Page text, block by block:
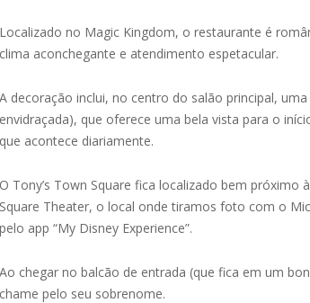
Localizado no Magic Kingdom, o restaurante é
clima aconchegante e atendimento espetacular.
A decoração inclui, no centro do salão principal,
envidraçada), que oferece uma bela vista para o
que acontece diariamente.
O Tony’s Town Square fica localizado bem
Square Theater, o local onde tiramos foto com o
pelo app “My Disney Experience”.
Ao chegar no balcão de entrada (que fica em um
chame pelo seu sobrenome.